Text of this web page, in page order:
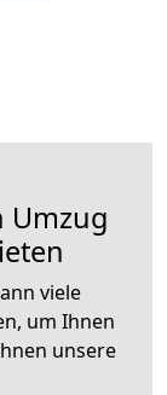
Umzug
viele
um Ihnen
unsere